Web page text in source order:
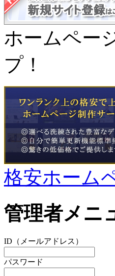
ホームペー
プ！
格安ホーム
管理者メニ
ID（メールアドレス）
パスワード